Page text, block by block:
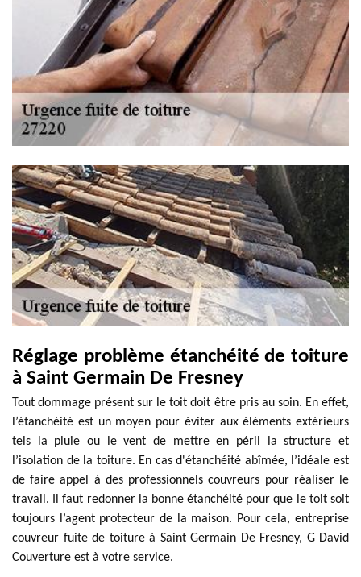
Réglage problème étanchéité de toiture
à Saint Germain De Fresney
Tout dommage présent sur le toit doit être pris au soin. En effet,
l’étanchéité est un moyen pour éviter aux éléments extérieurs
tels la pluie ou le vent de mettre en péril la structure et
l’isolation de la toiture. En cas d'étanchéité abîmée, l’idéale est
de faire appel à des professionnels couvreurs pour réaliser le
travail. Il faut redonner la bonne étanchéité pour que le toit soit
toujours l’agent protecteur de la maison. Pour cela, entreprise
couvreur fuite de toiture à Saint Germain De Fresney, G David
Couverture est à votre service.